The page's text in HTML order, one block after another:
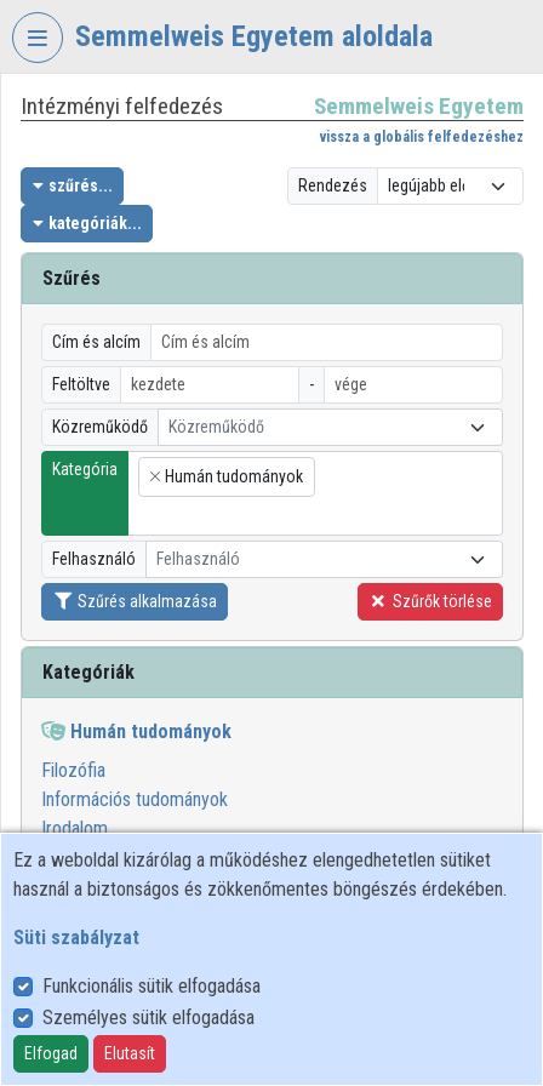
Fejléc kihagyása
Semmelweis Egyetem aloldala
VIDEOTORIUM
SEMMELWEIS
EGYETEM
Intézményi kezdőlap
Bejelentkezés
Intézményi felfedezés
Kategóriák
Intézményi listák
Közreműködők
Intézményi felfedezés Semmelweis Egyetem
vissza a globális felfedezéshez
szűrés...
kategóriák...
Rendezés
Szűrés
Cím és alcím
Feltöltve -
Közreműködő Közreműködő
Kategória
×
Humán tudományok
Felhasználó Felhasználó
Szűrés alkalmazása Szűrők törlése
Kategóriák
Humán tudományok
Filozófia
Információs tudományok
Irodalom
Művészet
Nyelvtudomány
Vallástudomány
00:46:37
Ez a weboldal kizárólag a működéshez elengedhetetlen sütiket
használ a biztonságos és zökkenőmentes böngészés érdekében.
Süti szabályzat
Funkcionális sütik elfogadása
Személyes sütik elfogadása
Elfogad Elutasít